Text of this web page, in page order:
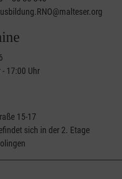
- 17:00 Uhr
15-17
sich in der 2. Etage